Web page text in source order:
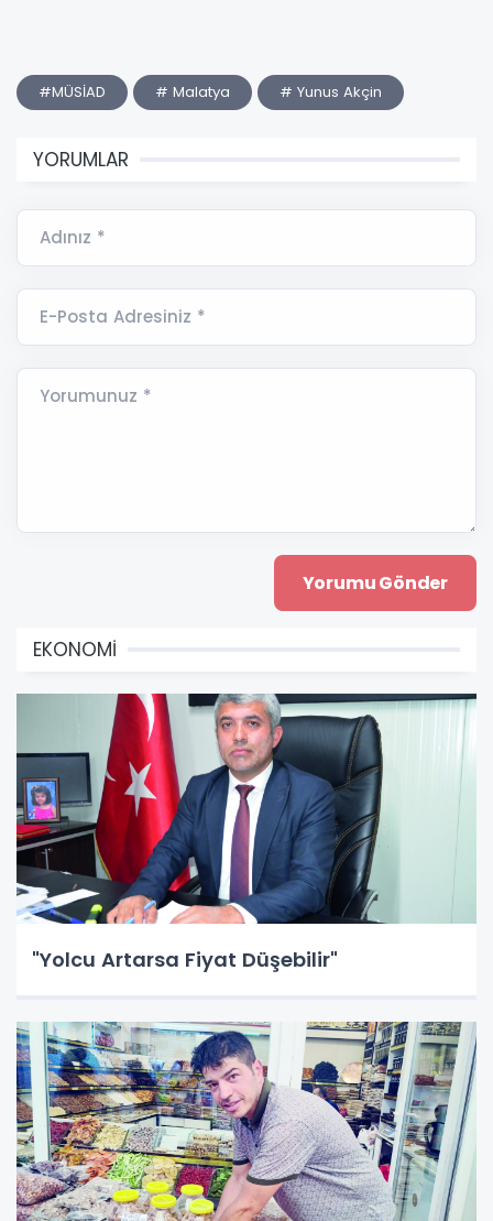
#MÜSİAD # Malatya # Yunus Akçin
YORUMLAR
Adınız *
E-Posta Adresiniz *
Yorumunuz *
EKONOMİ
"Yolcu Artarsa Fiyat Düşebilir"